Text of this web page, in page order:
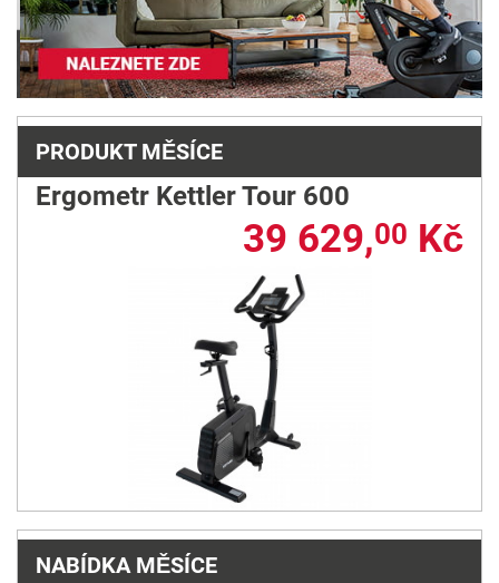
PRODUKT MĚSÍCE
Ergometr Kettler Tour 600
39 629,00 Kč
NABÍDKA MĚSÍCE